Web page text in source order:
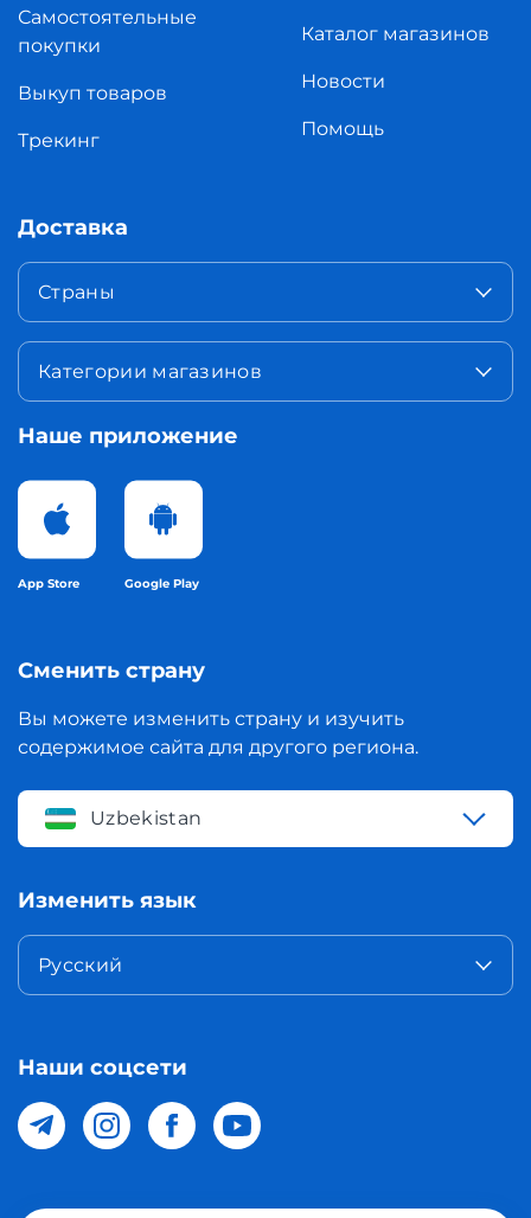
Самостоятельные
покупки
Выкуп товаров
Трекинг
Каталог магазинов
Новости
Помощь
Доставка
Страны
Категории магазинов
Наше приложение
App Store Google Play
Сменить страну
Вы можете изменить страну и изучить
содержимое сайта для другого региона.
Uzbekistan
Изменить язык
Русский
Наши соцсети